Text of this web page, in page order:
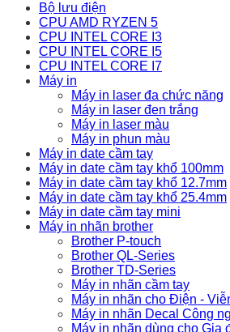
Bộ lưu điện
CPU AMD RYZEN 5
CPU INTEL CORE I3
CPU INTEL CORE I5
CPU INTEL CORE I7
Máy in
Máy in laser đa chức năng
Máy in laser đen trắng
Máy in laser màu
Máy in phun màu
Máy in date cầm tay
Máy in date cầm tay khổ 100mm
Máy in date cầm tay khổ 12.7mm
Máy in date cầm tay khổ 25.4mm
Máy in date cầm tay mini
Máy in nhãn brother
Brother P-touch
Brother QL-Series
Brother TD-Series
Máy in nhãn cầm tay
Máy in nhãn cho Điện -
Máy in nhãn Decal Công
Máy in nhãn dùng cho Gia